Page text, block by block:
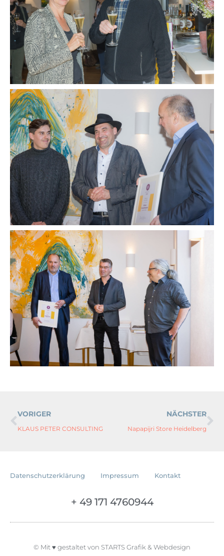
VORIGER
KLAUS PETER CONSULTING
NÄCHSTER
Napapijri Store Heidelberg
Datenschutzerklärung Impressum Kontakt
+ 49 171 4760944​
© Mit ♥️ gestaltet von STARTS Grafik & Webdesign